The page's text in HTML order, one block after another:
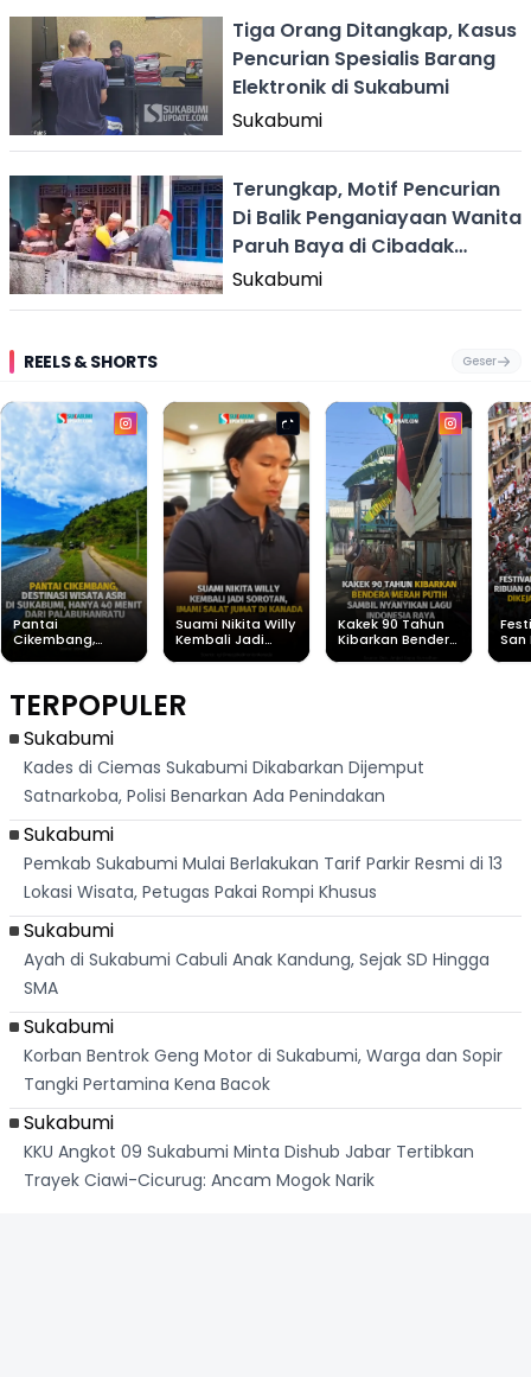
Tiga Orang Ditangkap, Kasus
Pencurian Spesialis Barang
Elektronik di Sukabumi
Sukabumi
Terungkap, Motif Pencurian
Di Balik Penganiayaan Wanita
Paruh Baya di Cibadak
Sukabumi
Sukabumi
REELS & SHORTS Geser
Pantai
Cikembang,
Dari
Palabuhanratu
Suami Nikita Willy
Kembali Jadi
Kakek 90 Tahun
Kibarkan Bendera
San
TERPOPULER
Sukabumi
Kades di Ciemas Sukabumi Dikabarkan Dijemput
Satnarkoba, Polisi Benarkan Ada Penindakan
Sukabumi
Pemkab Sukabumi Mulai Berlakukan Tarif Parkir Resmi di 13
Lokasi Wisata, Petugas Pakai Rompi Khusus
Sukabumi
Ayah di Sukabumi Cabuli Anak Kandung, Sejak SD Hingga
SMA
Sukabumi
Korban Bentrok Geng Motor di Sukabumi, Warga dan Sopir
Tangki Pertamina Kena Bacok
Sukabumi
KKU Angkot 09 Sukabumi Minta Dishub Jabar Tertibkan
Trayek Ciawi-Cicurug: Ancam Mogok Narik